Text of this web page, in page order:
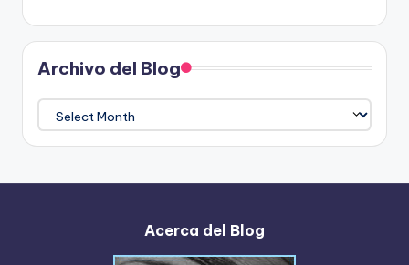
Archivo del Blog
del
Blog
Acerca del Blog